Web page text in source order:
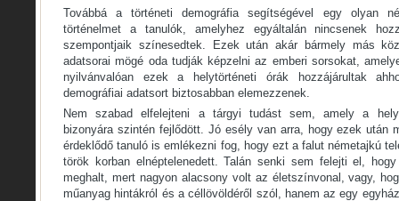
Továbbá a történeti demográfia segítségével egy olyan
történelmet a tanulók, amelyhez egyáltalán nincsenek
szempontjaik színesedtek. Ezek után akár bármely más
adatsorai mögé oda tudják képzelni az emberi sorsokat,
nyilvánvalóan ezek a helytörténeti órák hozzájárultak
demográfiai adatsort biztosabban elemezzenek.
Nem szabad elfelejteni a tárgyi tudást sem, amely a
bizonyára szintén fejlődött. Jó esély van arra, hogy ezek után
érdeklődő tanuló is emlékezni fog, hogy ezt a falut németajkú
török korban elnéptelenedett. Talán senki sem felejti el,
meghalt, mert nagyon alacsony volt az életszínvonal, vagy,
műanyag hintákról és a céllövöldéről szól, hanem az egy